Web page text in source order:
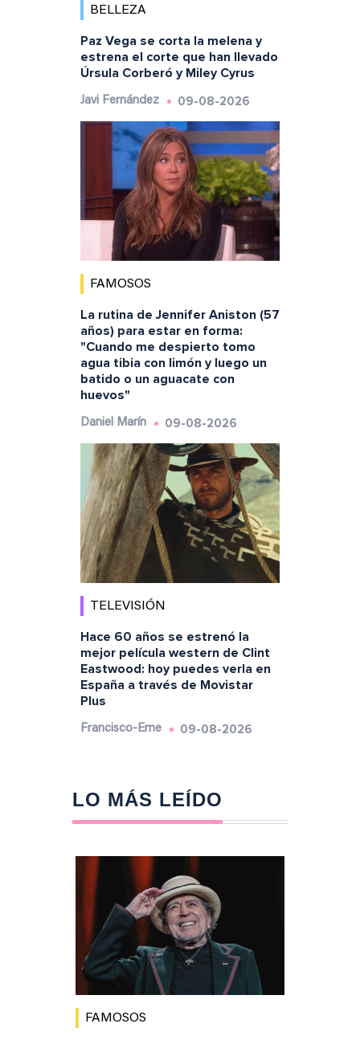
BELLEZA
Paz Vega se corta la melena y
estrena el corte que han llevado
Úrsula Corberó y Miley Cyrus
Javi Fernández 09-08-2026
FAMOSOS
La rutina de Jennifer Aniston (57
años) para estar en forma:
"Cuando me despierto tomo
agua tibia con limón y luego un
batido o un aguacate con
huevos"
Daniel Marín 09-08-2026
TELEVISIÓN
Hace 60 años se estrenó la
mejor película western de Clint
Eastwood: hoy puedes verla en
España a través de Movistar
Plus
Francisco-Eme 09-08-2026
LO MÁS LEÍDO
FAMOSOS